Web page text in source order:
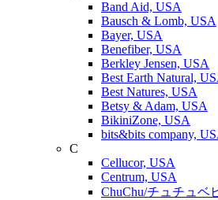
Band Aid, USA
Bausch & Lomb, USA
Bayer, USA
Benefiber, USA
Berkley Jensen, USA
Best Earth Natural,
Best Natures, USA
Betsy & Adam, USA
BikiniZone, USA
bits&bits company,
C
Cellucor, USA
Centrum, USA
ChuChu/チュチュベ